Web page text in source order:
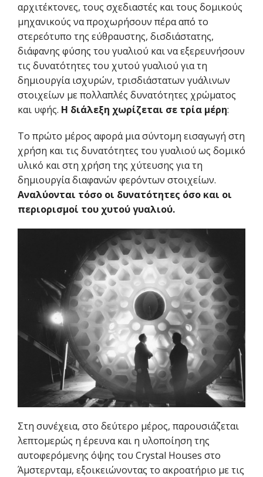
αρχιτέκτονες, τους σχεδιαστές και τους δομικούς
μηχανικούς να προχωρήσουν πέρα από τo
στερεότυπο της εύθραυστης, δισδιάστατης,
διάφανης φύσης του γυαλιού και να εξερευνήσουν
τις δυνατότητες του χυτού γυαλιού για τη
δημιουργία ισχυρών, τρισδιάστατων γυάλινων
στοιχείων με πολλαπλές δυνατότητες χρώματος
και υφής. Η διάλεξη χωρίζεται σε τρία μέρη:
Το πρώτο μέρος αφορά μια σύντομη εισαγωγή στη
χρήση και τις δυνατότητες του γυαλιού ως δομικό
υλικό και στη χρήση της χύτευσης για τη
δημιουργία διαφανών φερόντων στοιχείων.
Αναλύονται τόσο οι δυνατότητες όσο και οι
περιορισμοί του χυτού γυαλιού.
Στη συνέχεια, στο δεύτερο μέρος, παρουσιάζεται
λεπτομερώς η έρευνα και η υλοποίηση της
αυτοφερόμενης όψης του Crystal Houses στο
Άμστερνταμ, εξοικειώνοντας το ακροατήριο με τις